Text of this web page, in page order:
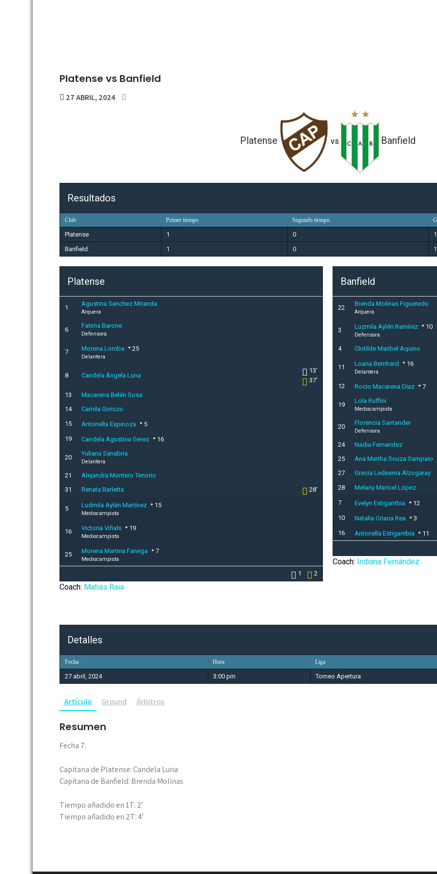
Platense vs Banfield
27 ABRIL, 2024
Platense vs Banfield
Resultados
Club Primer tiempo Segundo tiempo
Platense 1 0 1
Banfield
1 0 1
Platense
1
Agustina Sanchez Miranda
Arquera
6
Fatima Barone
Defensora
7 Morena Lomba 25
Delantera
8 Candela Ángela Luna
13'
37'
13
Macarena Belén Sosa
14
Camila Gorozo
15
Antonella Espinoza
5
19
Candela Agustina Gerez 16
20
Yuliana Sanabria
Delantera
21
Alejandra Montero Tenorio
31
Renata Barletta 28'
5 Ludmila Aylén Martínez 15
Mediocampista
16 Victoria Viñals 19
Mediocampista
25 Morena Martina Fanega 7
Mediocampista
1 2
Coach: Matias Raia
Banfield
22
Brenda Molinas Figueredo
Arquera
3 Luzmila Aylén Ramírez 10
Defensora
4 Clotilde Maribel Aquino
11 Loana Bernhard 16
Delantera
12 Rocío Macarena Díaz 7
19
Lola Ruffini
Mediocampista
20
Florencia Santander
Defensora
24
Nadia Fernandez
25
Ana Martha Souza Sampaio
27
Grecia Ledesma Alzogaray
28
Melany Maricel López
7 Evelyn Estigarribia
12
10
Natalia Oriana Rea 3
16 Antonella Estigarribia
11
Coach: Indiana Fernández
Detalles
Fecha Hora Liga
27 abril, 2024 3:00 pm Torneo Apertura
Artículo Ground Árbitros
Resumen
Fecha 7.
Capitana de Platense: Candela Luna
Capitana de Banfield: Brenda Molinas
Tiempo añadido en 1T: 2′
Tiempo añadido en 2T: 4′